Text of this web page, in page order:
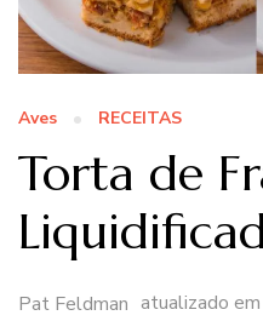
Aves RECEITAS
Torta de
Pat Feldman atualizado em